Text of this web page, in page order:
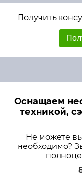
Получить
Оснащаем
техникой,
Не можете
необходимо?